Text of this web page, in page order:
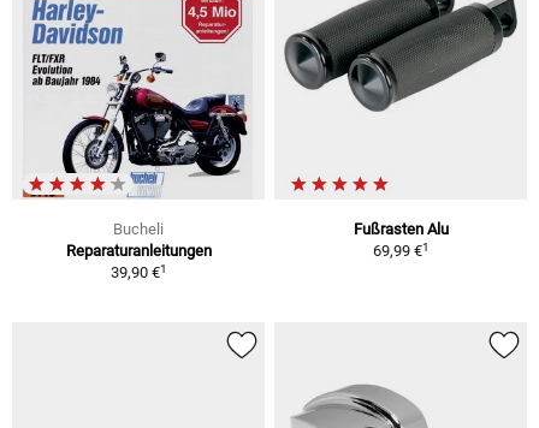
Bucheli
Reparaturanleitungen
39,90 €1
Fußrasten Alu
69,99 €1